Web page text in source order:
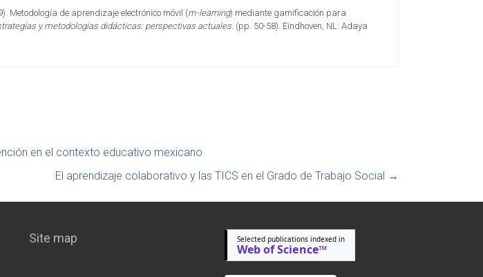
Metodología de aprendizaje electrónico móvil (m-learning) mediante gamificación para
y metodologías didácticas: perspectivas actuales. (pp. 50-58). Eindhoven, NL: Adaya
en el contexto educativo mexicano
El aprendizaje colaborativo y las TICS en el Grado de Trabajo Social →
Site map Selected publications indexed in
Web of Science™